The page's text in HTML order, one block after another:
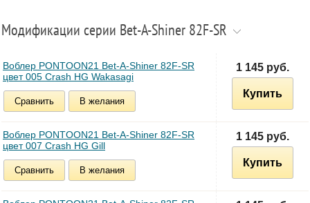
Модификации серии Bet-A-Shiner 82F-SR
Воблер PONTOON21 Bet-A-Shiner 82F-SR
цвет 005 Crash HG Wakasagi
Сравнить В желания
1 145 руб.
Купить
Воблер PONTOON21 Bet-A-Shiner 82F-SR
цвет 007 Crash HG Gill
Сравнить В желания
1 145 руб.
Купить